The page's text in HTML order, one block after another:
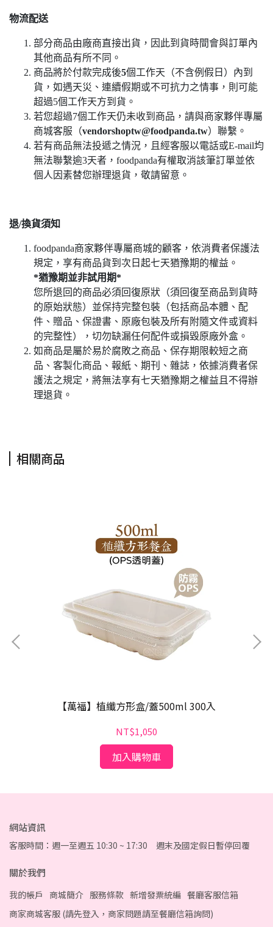
物流配送
部分商品由廠商直接出貨，因此到貨時間會與訂單內
其他商品有所不同。
商品將於付款完成後5個工作天（不含例假日）內到
貨，如遇天災、連續假期或不可抗力之情事，則可能
超過5個工作天方到貨。
若您超過7個工作天仍未收到商品，請與商家夥伴專屬
商城客服（vendorshoptw@foodpanda.tw）聯繫。
若有商品無法投遞之情況，且經客服以電話或E-mail均
無法聯繫逾3天者，foodpanda有權取消該筆訂單並依
個人因素替您辦理退貨，敬請留意。
退/換貨須知
foodpanda商家夥伴專屬商城的顧客，依消費者保護法
規定，享有商品貨到次日起七天猶豫期的權益。
*猶豫期並非試用期*
您所退回的商品必須回復原狀（須回復至商品到貨時
的原始狀態）並保持完整包裝（包括商品本體、配
件、贈品、保證書、原廠包裝及所有附隨文件或資料
的完整性），切勿缺漏任何配件或損毀原廠外盒。
如商品是屬於易於腐敗之商品、保存期限較短之商
品、客製化商品、報紙、期刊、雜誌，依據消費者保
護法之規定，將無法享有七天猶豫期之權益且不得辦
理退貨。
相關商品
【萬福】植纖方形盒/蓋500ml 300入
NT$1,050
加入購物車
網站資訊
客服時間：週一至週五 10:30 ~ 17:30 週末及國定假日暫停回覆
關於我們
我的帳戶 商城簡介 服務條款 新增發票統編 餐廳客服信箱
商家商城客服 (請先登入，商家問題請至餐廳信箱詢問)